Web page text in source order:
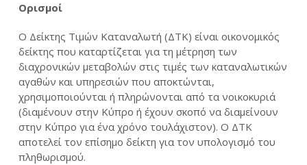
Ορισμοί
Ο Δείκτης Τιμών Καταναλωτή (ΔΤΚ) είναι οικονομικός
δείκτης που καταρτίζεται για τη μέτρηση των
διαχρονικών μεταβολών στις τιμές των καταναλωτικών
αγαθών και υπηρεσιών που αποκτώνται,
χρησιμοποιούνται ή πληρώνονται από τα νοικοκυριά
(διαμένουν στην Κύπρο ή έχουν σκοπό να διαμείνουν
στην Κύπρο για ένα χρόνο τουλάχιστον). Ο ΔΤΚ
αποτελεί τον επίσημο δείκτη για τον υπολογισμό του
πληθωρισμού.